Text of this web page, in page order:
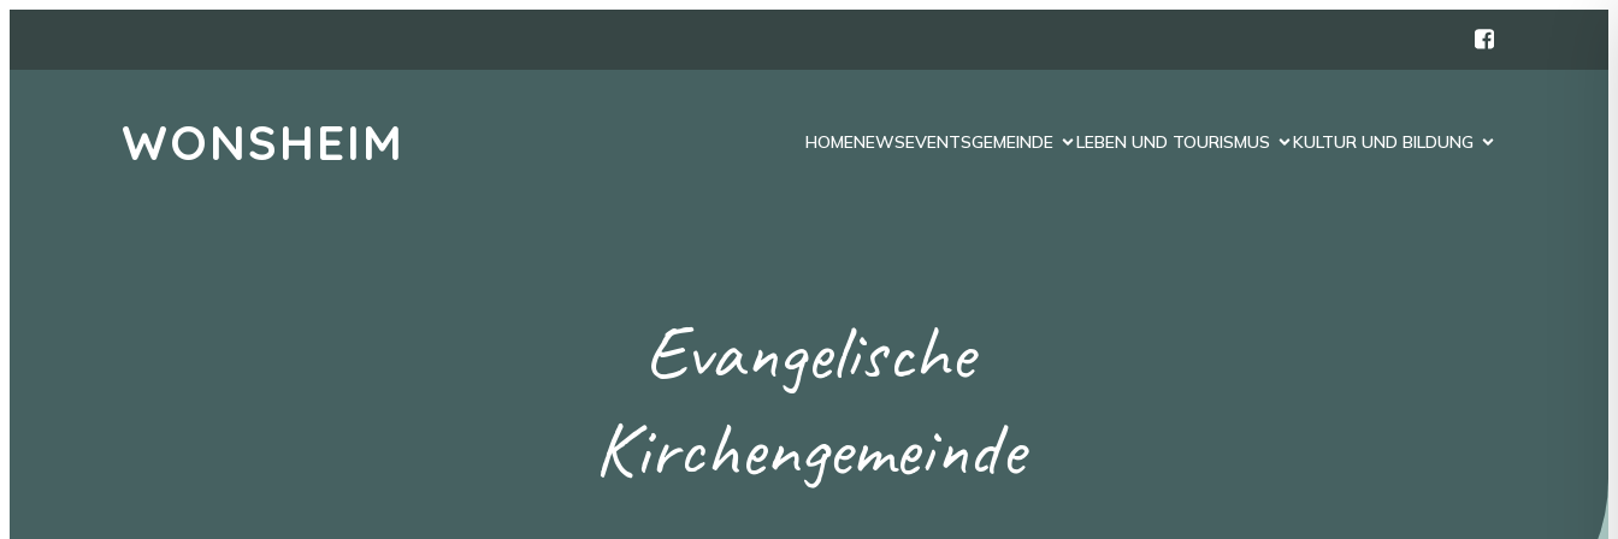
WONSHEIM HOMENEWSEVENTSGEMEINDE LEBEN UND TOURISMUS KULTUR UND BILDUNG
Evangelische
Kirchengemeinde